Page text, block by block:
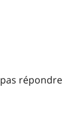
répondre